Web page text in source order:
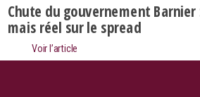
Chute du gouvernement
mais réel sur le spread
Voir l’article